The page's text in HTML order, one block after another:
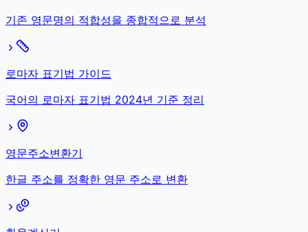
기존 영문명의 적합성을 종합적으로 분석
로마자 표기법 가이드
국어의 로마자 표기법 2024년 기준 정리
영문주소변환기
한글 주소를 정확한 영문 주소로 변환